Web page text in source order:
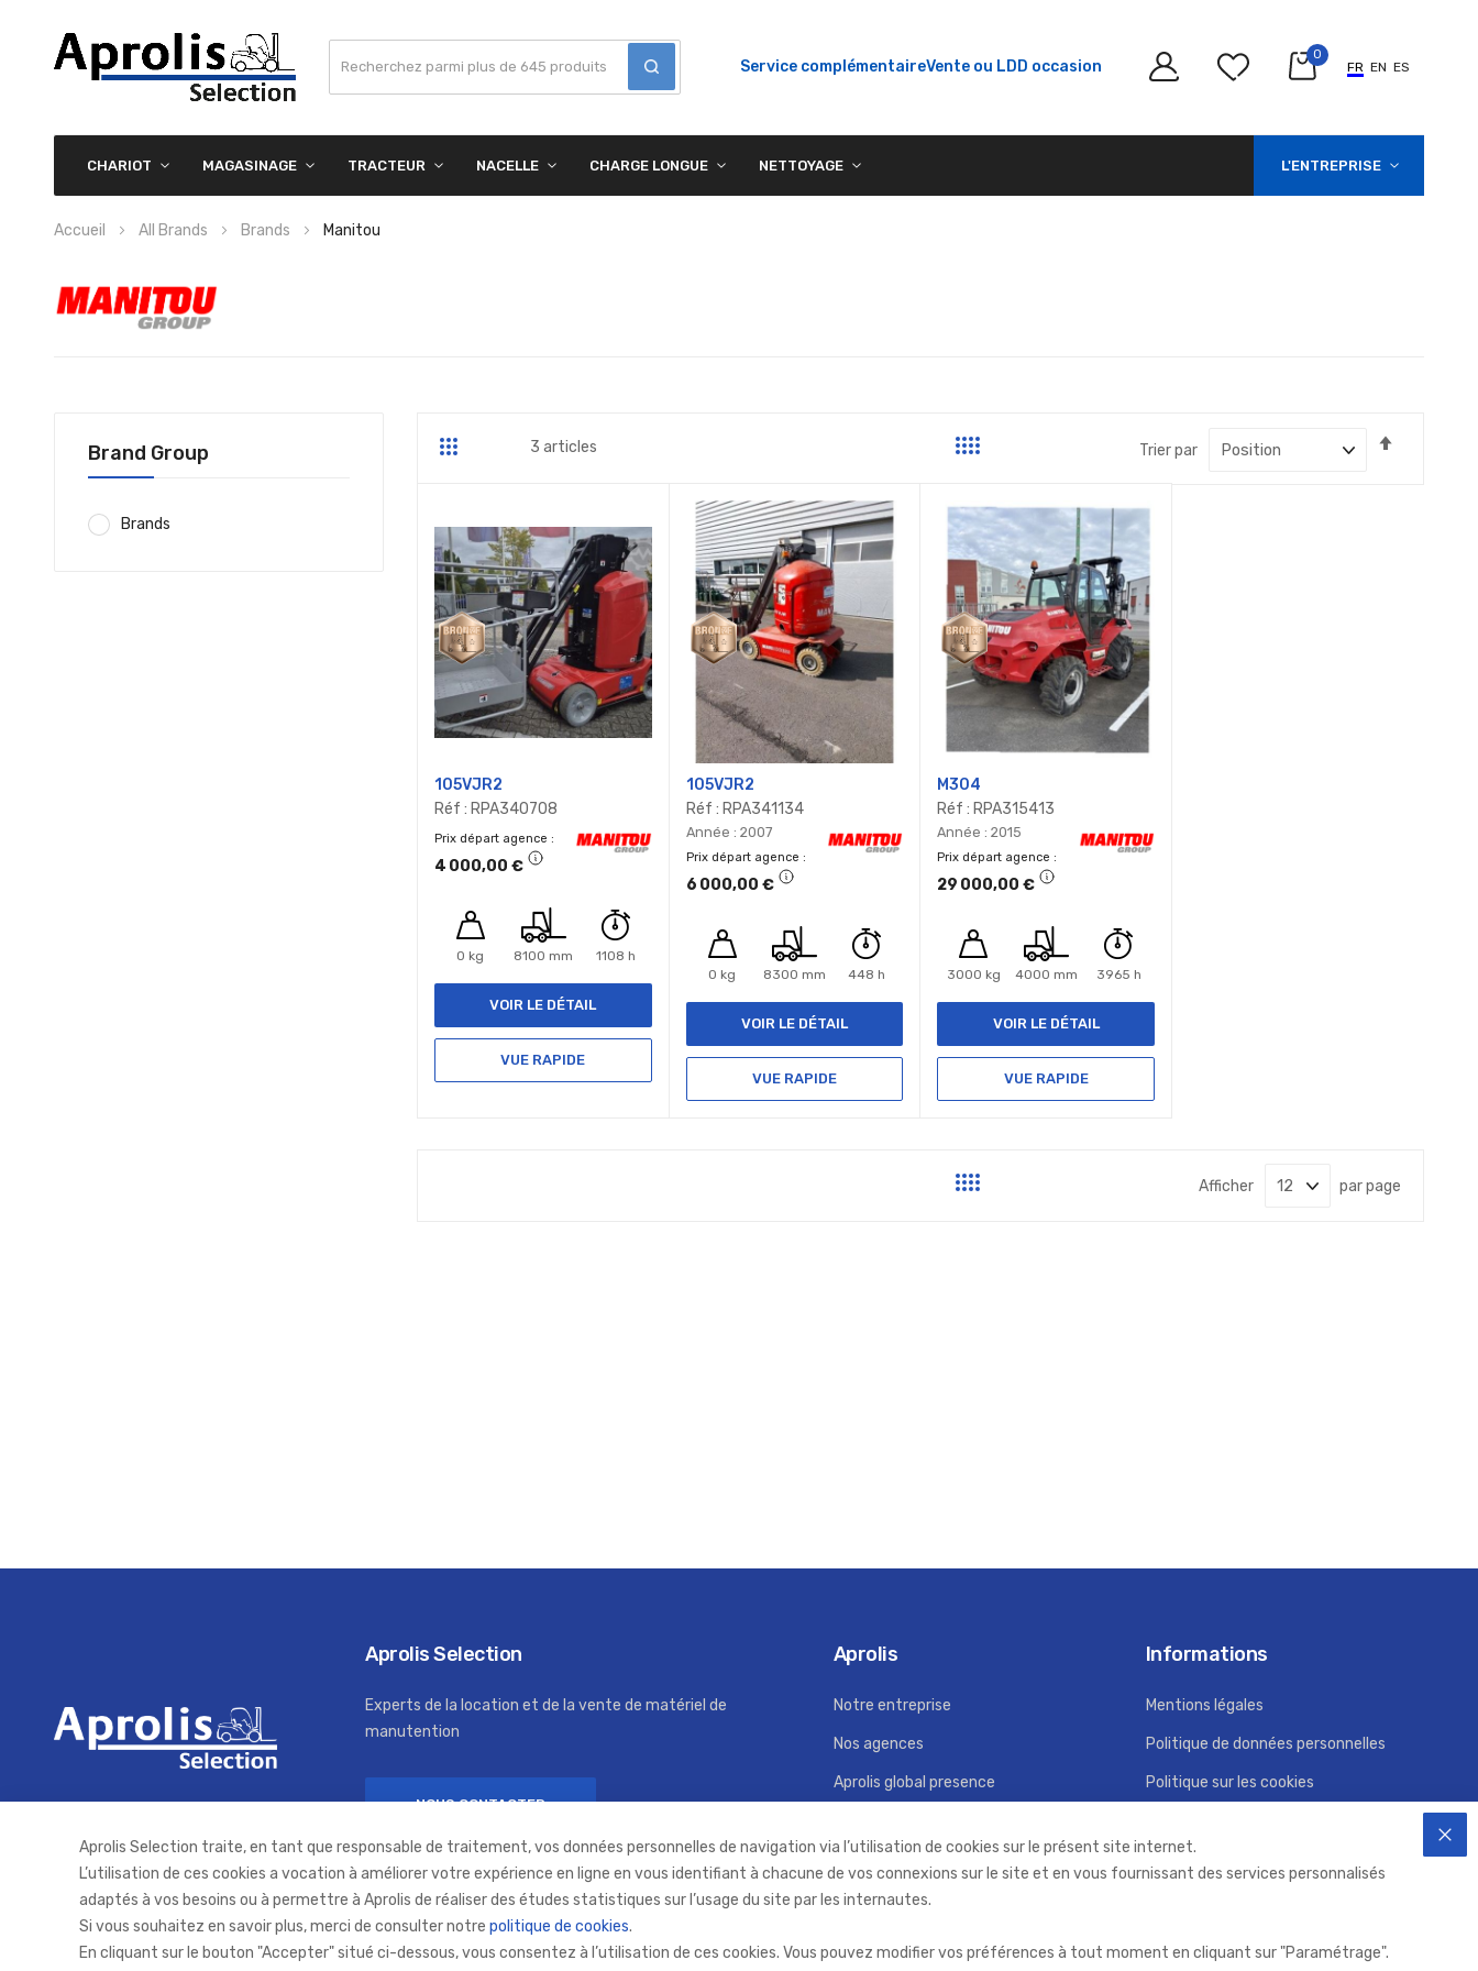
Service complémentaireVente ou LDD occasion
0
FR EN ES
CHARIOT MAGASINAGE TRACTEUR NACELLE CHARGE LONGUE NETTOYAGE L'ENTREPRISE
Accueil All Brands Brands Manitou
Grille 3 articles Trier par
105VJR2
Réf : RPA340708
Prix départ agence
4 000,00 €
0 kg 8100 mm 1108 h
VOIR LE DÉTAIL
VUE RAPIDE
105VJR2
Réf : RPA341134
Année : 2007
Prix départ agence
6 000,00 €
0 kg 8300 mm 448 h
VOIR LE DÉTAIL
VUE RAPIDE
M304
Réf : RPA315413
Année : 2015
Prix départ agence
29 000,00 €
3000 kg 4000 mm 3965 h
VOIR LE DÉTAIL
VUE RAPIDE
Afficher par page
Brand Group
Brands
Aprolis Selection
Experts de la location et de la vente de matériel de
manutention
NOUS CONTACTER
Aprolis
Notre entreprise
Nos agences
Aprolis global presence
Informations
Mentions légales
Politique de données personnelles
Politique sur les cookies
Aprolis Selection traite, en tant que responsable de traitement, vos données personnelles de navigation via l’utilisation de cookies sur le présent site internet.
L’utilisation de ces cookies a vocation à améliorer votre expérience en ligne en vous identifiant à chacune de vos connexions sur le site et en vous fournissant des services personnalisés
adaptés à vos besoins ou à permettre à Aprolis de réaliser des études statistiques sur l’usage du site par les internautes.
Si vous souhaitez en savoir plus, merci de consulter notre politique de cookies.
En cliquant sur le bouton "Accepter" situé ci-dessous, vous consentez à l’utilisation de ces cookies. Vous pouvez modifier vos préférences à tout moment en cliquant sur "Paramétrage".